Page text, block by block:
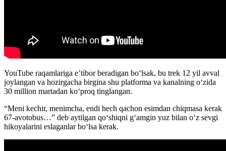
YouTube raqamlariga e’tibor beradigan boʻlsak, bu trek 12 yil avval
joylangan va hozirgacha birgina shu platforma va kanalning oʻzida
30 million martadan koʻproq tinglangan.
“Meni kechir, menimcha, endi hech qachon esimdan chiqmasa kerak
67-avotobus…” deb aytilgan qoʻshiqni gʻamgin yuz bilan oʻz sevgi
hikoyalarini eslaganlar boʻlsa kerak.